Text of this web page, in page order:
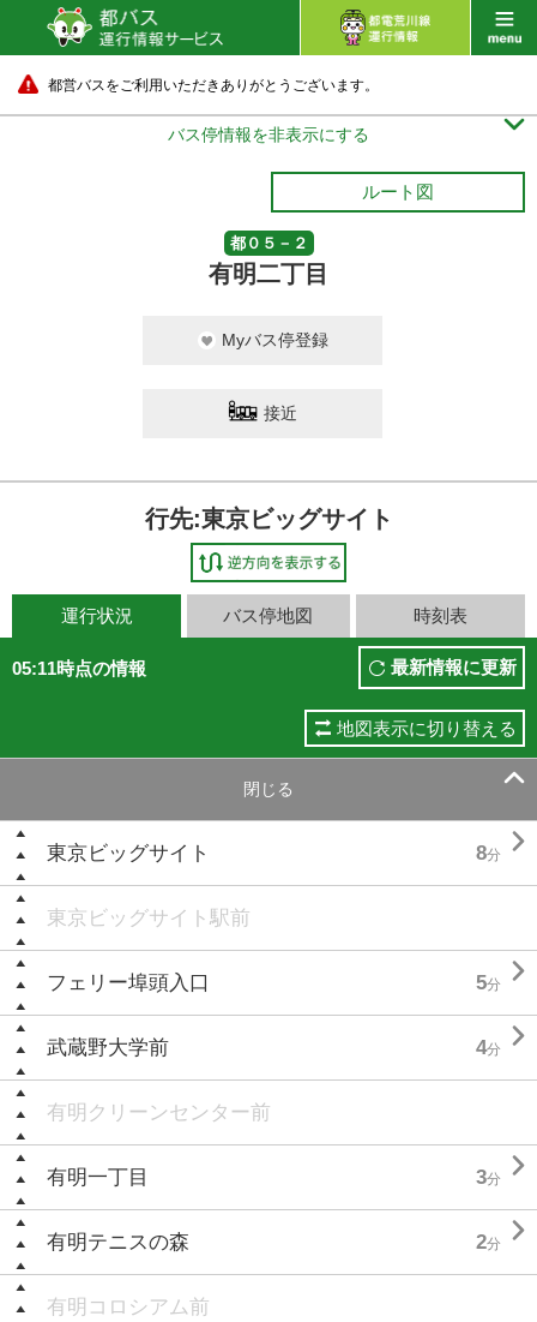
都営バスをご利用いただきありがとうございます。
バス停情報を非表示にする 
ルート図
都０５－２
有明二丁目
Myバス停登録
接近
行先:東京ビッグサイト
運行状況 バス停地図 時刻表
05:11時点の情報 最新情報に更新
地図表示に切り替える
閉じる 
東京ビッグサイト 8分 
東京ビッグサイト駅前
フェリー埠頭入口 5分 
武蔵野大学前 4分 
有明クリーンセンター前
有明一丁目 3分 
有明テニスの森 2分 
有明コロシアム前